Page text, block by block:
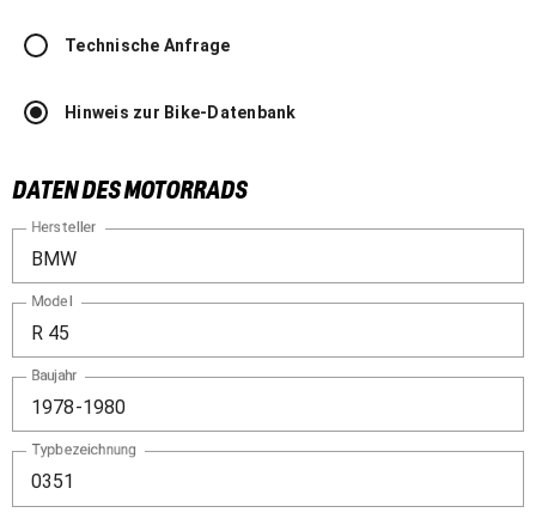
Technische Anfrage
Hinweis zur Bike-Datenbank
DATEN DES MOTORRADS
Hersteller
Model
Baujahr
Typbezeichnung